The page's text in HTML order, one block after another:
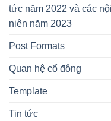
tức năm 2022 và các
niên năm 2023
Post Formats
Quan hệ cổ đông
Template
Tin tức